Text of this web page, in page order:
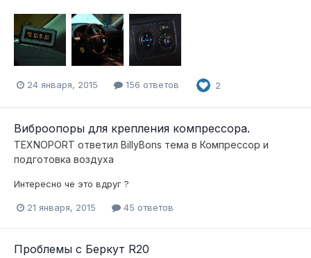
24 января, 2015 156 ответов 2
Виброопоры для крепления компрессора.
TEXNOPORT ответил BillyBons тема в Компресcор и
подготовка воздуха
Интересно че это вдруг ?
21 января, 2015 45 ответов
Проблемы с Беркут R20